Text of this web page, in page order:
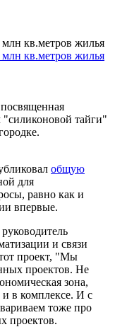
млн кв.метров жилья
"силиконовой тайги"
общую
для
равно как и
впервые.
и связи
проект, "Мы
проектов. Не
зона,
и в комплексе. И с
тоже про
проектов.